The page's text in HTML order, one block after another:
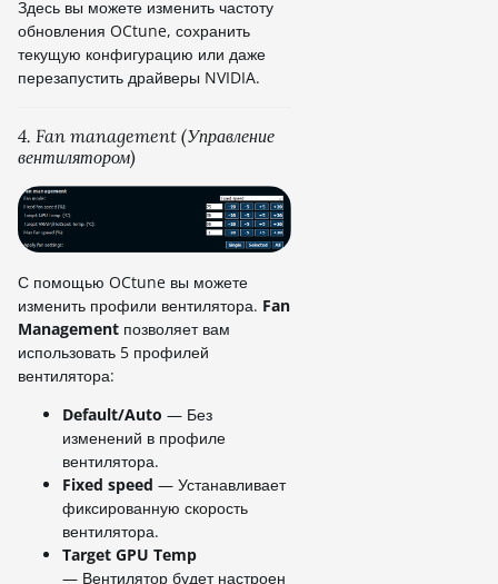
Здесь вы можете изменить частоту
обновления OCtune, сохранить
текущую конфигурацию или даже
перезапустить драйверы NVIDIA.
4. Fan management (Управление
вентилятором)
С помощью OCtune вы можете
изменить профили вентилятора. Fan
Management позволяет вам
использовать 5 профилей
вентилятора:
Default/Auto — Без
изменений в профиле
вентилятора.
Fixed speed — Устанавливает
фиксированную скорость
вентилятора.
Target GPU Temp
— Вентилятор будет настроен